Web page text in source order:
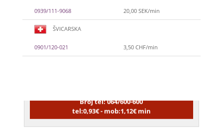
0939/111-9068 20,00 SEK/min
ŠVICARSKA
0901/120-021 3,50 CHF/min
Tarot savjetnik je zauzet
tel:0,93€ - mob:1,12€ min